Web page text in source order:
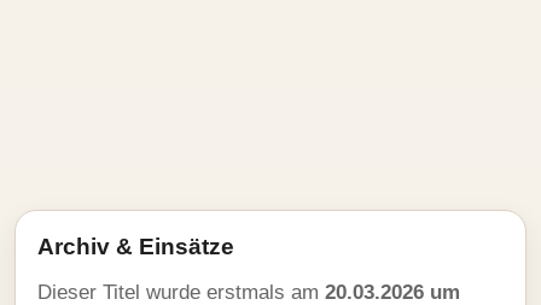
Archiv & Einsätze
Dieser Titel wurde erstmals am 20.03.2026 um